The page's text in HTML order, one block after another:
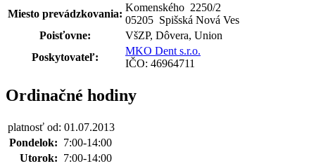
Miesto prevádzkovania:
Komenského 2250/2
05205 Spišská Nová Ves
Poisťovne:
VšZP, Dôvera, Union
Poskytovateľ:
MKO Dent s.r.o.
IČO: 46964711
Ordinačné hodiny
platnosť od: 01.07.2013
Pondelok: 7:00-14:00
Utorok: 7:00-14:00